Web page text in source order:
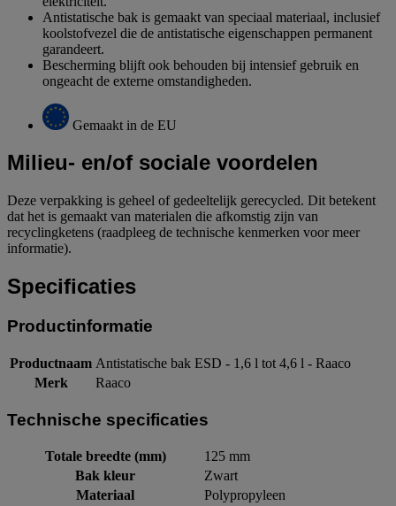
Antistatische bak is gemaakt van speciaal materiaal, inclusief
koolstofvezel die de antistatische eigenschappen permanent
garandeert.
Bescherming blijft ook behouden bij intensief gebruik en
ongeacht de externe omstandigheden.
Gemaakt in de EU
Milieu- en/of sociale voordelen
Deze verpakking is geheel of gedeeltelijk gerecycled. Dit betekent
dat het is gemaakt van materialen die afkomstig zijn van
recyclingketens (raadpleeg de technische kenmerken voor meer
informatie).
Specificaties
Productinformatie
Productnaam Antistatische bak ESD - 1,6 l tot 4,6 l - Raaco
Merk
Raaco
Technische specificaties
Totale breedte (mm)
125 mm
Bak kleur
Zwart
Materiaal
Polypropyleen